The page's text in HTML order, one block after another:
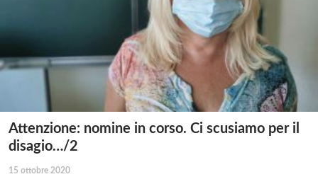
Attenzione: nomine in corso. Ci scusiamo per il
disagio…/2
15 ottobre 2020